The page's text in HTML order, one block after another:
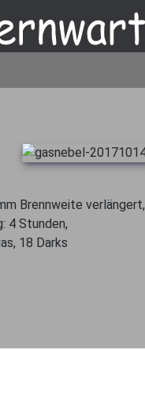
Brennweite verlängert,
4 Stunden,
18 Darks